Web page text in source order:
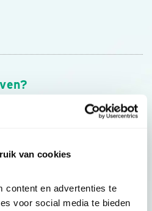
van cookies
content en advertenties te
voor social media te bieden
inspiratie, acties en tips
van Vogelbescherming.